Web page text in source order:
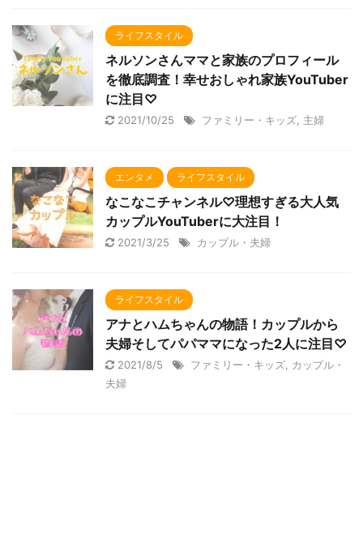
ライフスタイル
ネルソンさんママと家族のプロフィール
を徹底調査！幸せおしゃれ家族YouTuber
に注目♡
2021/10/25 ファミリー・キッズ 主婦
エンタメ ライフスタイル
なこなこチャンネル♡理想すぎる大人気
カップルYouTuberに大注目！
2021/3/25 カップル・夫婦
ライフスタイル
アナとハムちゃんの物語！カップルから
夫婦そしてパパママになった2人に注目♡
2021/8/5 ファミリー・キッズ
カップル・
夫婦